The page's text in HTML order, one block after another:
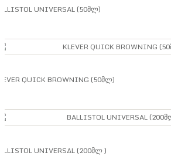
UNIVERSAL (50მლ)
QUICK BROWNING (50მლ)
UNIVERSAL (200მლ )